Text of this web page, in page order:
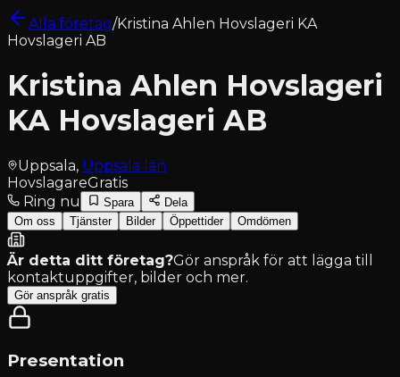
Alla företag/Kristina Ahlen Hovslageri KA
Hovslageri AB
Kristina Ahlen Hovslageri
KA Hovslageri AB
Uppsala, Uppsala län
HovslagareGratis
Ring nu
Spara
Dela
Om oss
Tjänster Bilder Öppettider Omdömen
Är detta ditt företag?Gör anspråk för att lägga till
kontaktuppgifter, bilder och mer.
Gör anspråk gratis
Presentation